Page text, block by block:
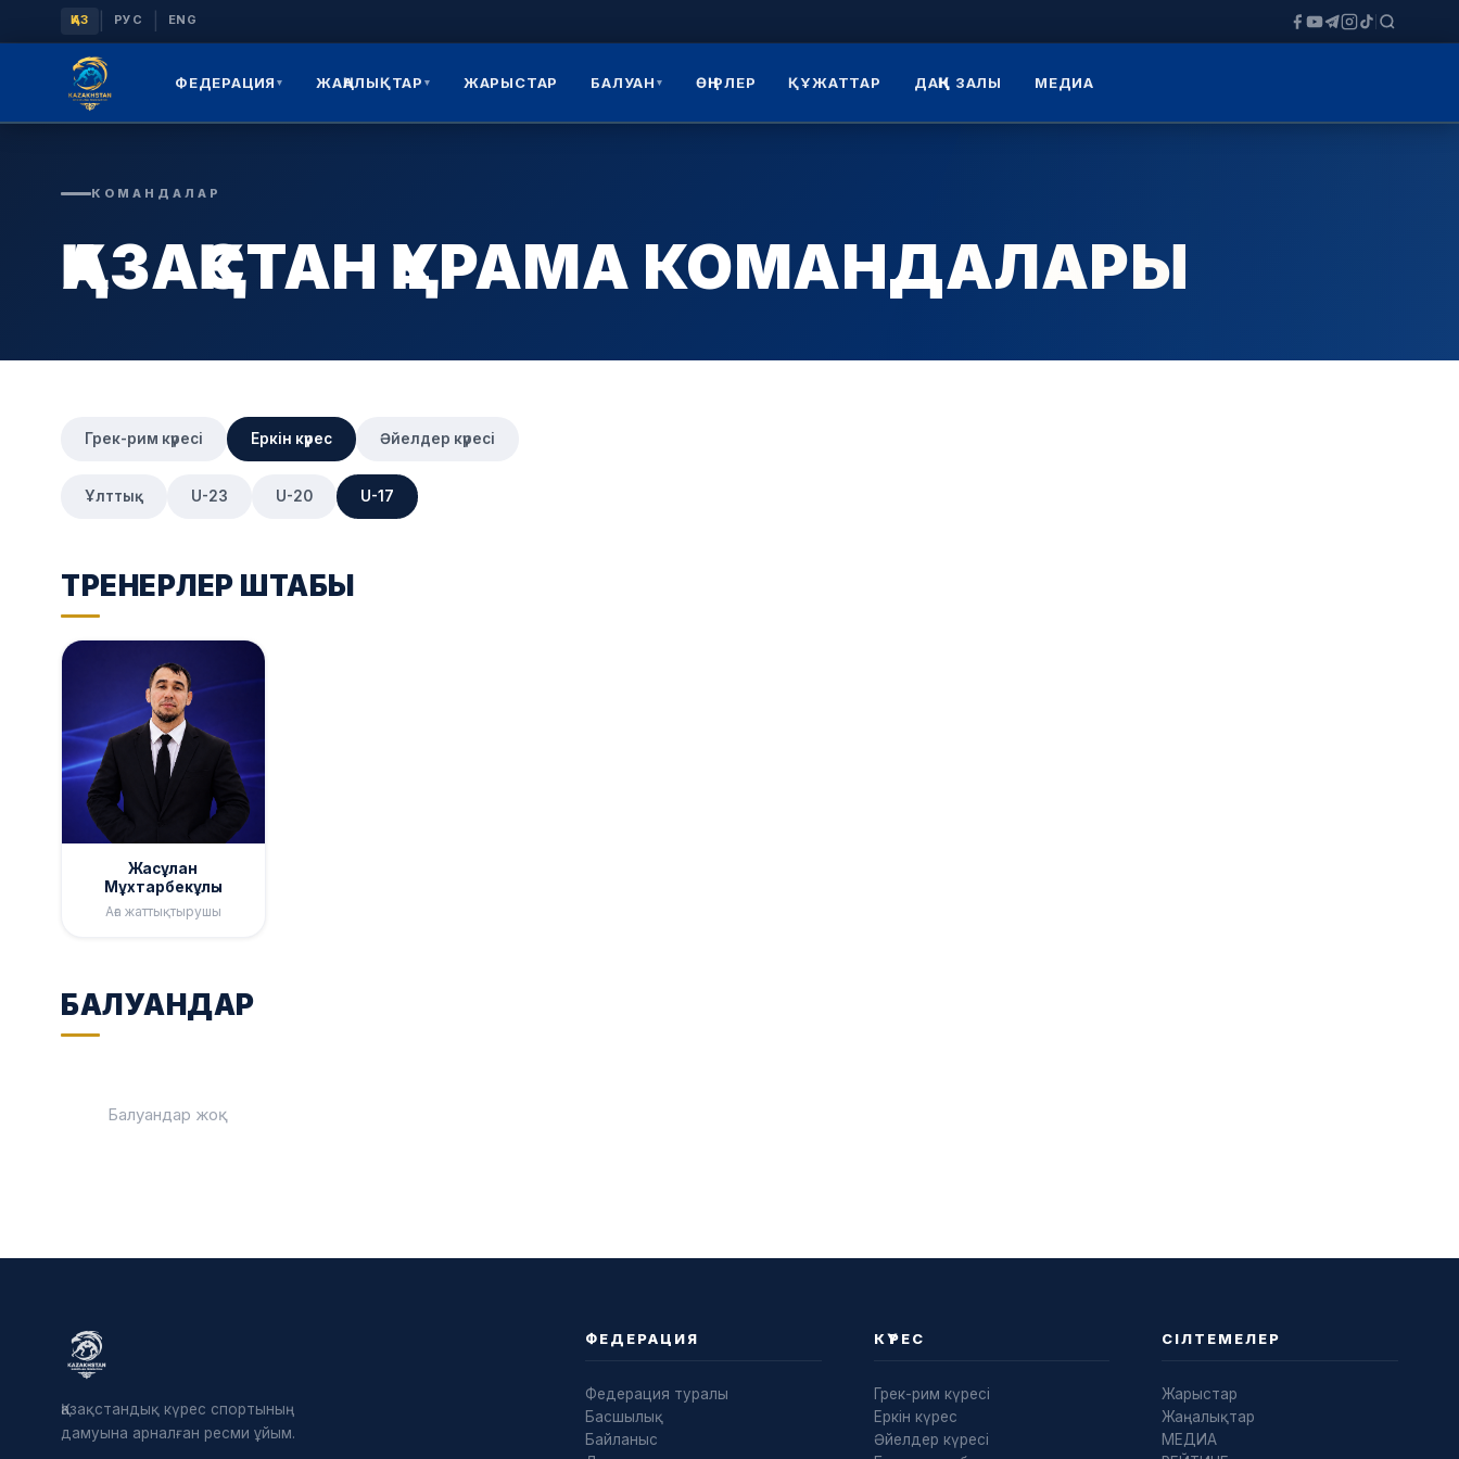
ҚАЗ РУС ENG
ФЕДЕРАЦИЯ ▾ ЖАҢАЛЫҚТАР ▾ ЖАРЫСТАР БАЛУАН ▾ ӨҢІРЛЕР ҚҰЖАТТАР ДАҢҚ ЗАЛЫ МЕДИА
КОМАНДАЛАР
ҚАЗАҚСТАН ҚҰРАМА КОМАНДАЛАРЫ
Грек-рим күресі Еркін күрес Әйелдер күресі
Ұлттық U-23 U-20 U-17
ТРЕНЕРЛЕР ШТАБЫ
Жасұлан
Мұхтарбекұлы
Аға жаттықтырушы
БАЛУАНДАР
Балуандар жоқ
Қазақстандық күрес спортының
дамуына арналған ресми ұйым.
ФЕДЕРАЦИЯ
Федерация туралы
Басшылық
Байланыс
КҮРЕС
Грек-рим күресі
Еркін күрес
Әйелдер күресі
СІЛТЕМЕЛЕР
Жарыстар
Жаңалықтар
МЕДИА